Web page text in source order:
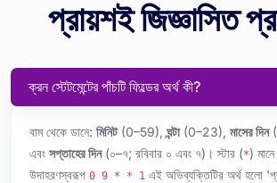
প্রায়শই জিজ্ঞাসিত
ক্রন স্টেটমেন্টের পাঁচটি ফিল্ডের অর্থ কী?
বাম থেকে ডানে: মিনিট(0–59),ঘন্টা(0–23), মাসের দিন
এবং সপ্তাহের দিন(০–৭; রবিবার ০ এবং ৭)। স্টার (*)
উদাহরণস্বরূপ 0 9 * * 1 এই অভিব্যক্তিটির অর্থ হলো